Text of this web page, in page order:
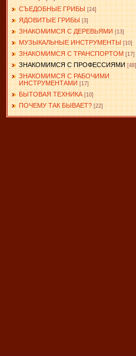
СЪЕДОБНЫЕ ГРИБЫ [24]
ЯДОВИТЫЕ ГРИБЫ [3]
ЗНАКОМИМСЯ С ДЕРЕВЬЯМИ [13]
МУЗЫКАЛЬНЫЕ ИНСТРУМЕНТЫ [10]
ЗНАКОМИМСЯ С ТРАНСПОРТОМ [17]
ЗНАКОМИМСЯ С ПРОФЕССИЯМИ [48]
ЗНАКОМИМСЯ С РАБОЧИМИ
ИНСТРУМЕНТАМИ [17]
БЫТОВАЯ ТЕХНИКА [10]
ПОЧЕМУ ТАК БЫВАЕТ? [22]